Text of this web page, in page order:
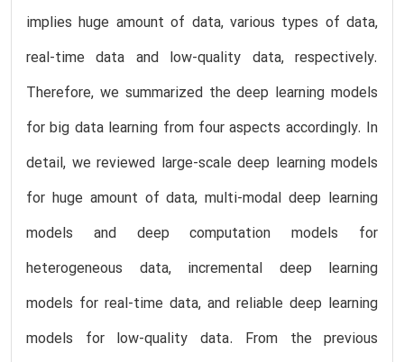
implies huge amount of data, various types of data,
real-time data and low-quality data, respectively.
Therefore, we summarized the deep learning models
for big data learning from four aspects accordingly. In
detail, we reviewed large-scale deep learning models
for huge amount of data, multi-modal deep learning
models and deep computation models for
heterogeneous data, incremental deep learning
models for real-time data, and reliable deep learning
models for low-quality data. From the previous